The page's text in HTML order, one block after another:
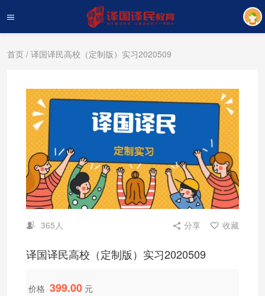
首页 / 译国译民高校（定制版）实习2020509
365人 分享 收藏
译国译民高校（定制版）实习2020509
价格 399.00 元